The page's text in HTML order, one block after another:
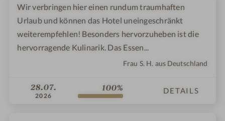
Wir verbringen hier einen rundum traumhaften
Urlaub und können das Hotel uneingeschränkt
weiterempfehlen! Besonders hervorzuheben ist die
hervorragende Kulinarik. Das Essen...
Frau S. H. aus Deutschland
28.07.
2026
100% DETAILS